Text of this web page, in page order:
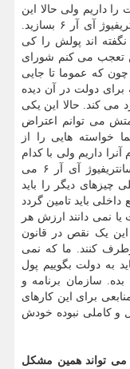
داریم ولی حالا این
را هم من بگویم. مثلا می گویند هزار تا سانتریفیوژ آی آر ۶ بسازید.
اند پولش را کی
تعجب می کنم شورای
چون که عموما تا جایی
دولت در آن دیده
می کند. حالا این یکی
می توانم اعتراض
خواسته هایی را از
داریم ولی با کدام
بضاعت مالی؟ بالاخره وقتی شما هزار تا سانتریفیوژ آی آر ۶ می
چیزهای دیگر را باید
داخلی باید تامین گردد
یا نمی دانند ارزش هر
این یک نقص در قانون
کنند. ما که نمی
به دولت بگوییم پول
بده. سازمان برنامه و
که من در سال ۹۹ اصلا منابعی برای این کارهای
و کاملی نبوده خودش
می تواند همین مشکل